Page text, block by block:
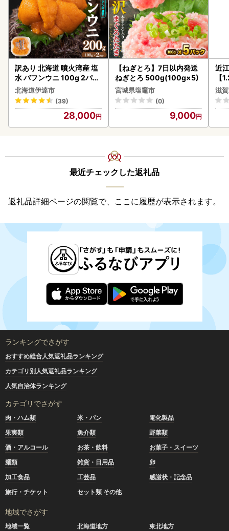
訳あり 北海道 噴火湾産 塩
水 バフンウニ 100g 2パッ
ク 計200g 《アフター保証
付き》うに ウニ 雲丹 海鮮
海の幸 魚介類 ウニ丼 お寿
司 濃厚 無添加 産地直送 お
取り寄せ 山村水産 送料無
北海道伊達市
(39)
28,000
【ねぎとろ】7日以内発送
ねぎとろ 500g(100g×5)
宮城県塩竈市
(0)
9,000
近
【
】
滋
最近チェックした返礼品
返礼品詳細ページの閲覧で、ここに履歴が表示されます。
ランキングでさがす
おすすめ総合人気返礼品ランキング
カテゴリ別人気返礼品ランキング
人気自治体ランキング
カテゴリでさがす
肉・ハム類 米・パン
電化製品
果実類
魚介類
野菜類
酒・アルコール
お茶・飲料
お菓子・スイーツ
麺類
雑貨・日用品
卵
加工食品
工芸品
感謝状・記念品
旅行・チケット
セット類 その他
地域でさがす
地域一覧 北海道地方
東北地方